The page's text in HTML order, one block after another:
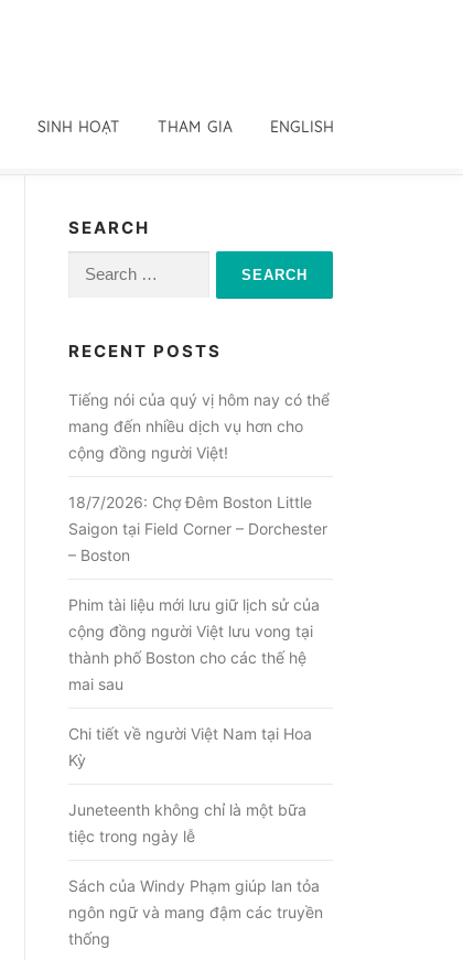
SINH HOẠT THAM GIA ENGLISH
SEARCH
Search
RECENT POSTS
Tiếng nói của quý vị hôm nay có thể
mang đến nhiều dịch vụ hơn cho
cộng đồng người Việt!
18/7/2026: Chợ Đêm Boston Little
Saigon tại Field Corner – Dorchester
– Boston
Phim tài liệu mới lưu giữ lịch sử của
cộng đồng người Việt lưu vong tại
thành phố Boston cho các thế hệ
mai sau
Chi tiết về người Việt Nam tại Hoa
Kỳ
Juneteenth không chỉ là một bữa
tiệc trong ngày lễ
Sách của Windy Phạm giúp lan tỏa
ngôn ngữ và mang đậm các truyền
thống